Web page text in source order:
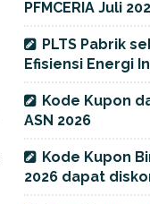
PFMCERIA Juli
PLTS Pabrik
Efisiensi Energi
Kode Kupon
ASN 2026
Kode Kupon
2026 dapat